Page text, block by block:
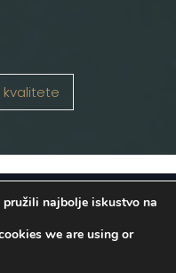
kvalitete
2026
. Configured
pridržana.
najbolje iskustvo na
we are using or